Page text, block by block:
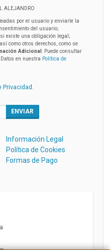
ALEJANDRO
por el usuario y enviarle la
del usuario;
existe una obligación legal;
como otros derechos, como se
Adicional : Puede consultar
en nuestra Política de
Privacidad
ENVIAR
Información Legal
Política de Cookies
Formas de Pago